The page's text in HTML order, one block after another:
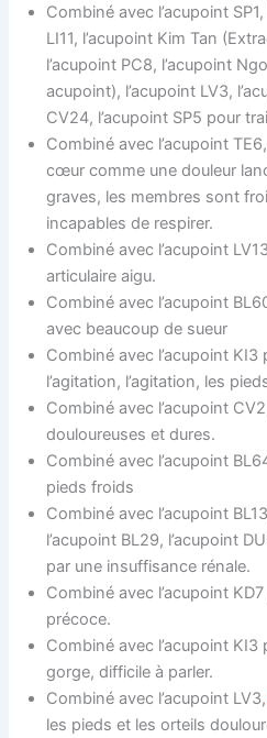
Combiné avec l’acupoint
LI11, l’acupoint Kim Tan
l’acupoint PC8, l’acupoint
acupoint), l’acupoint LV3,
CV24, l’acupoint SP5 pour
Combiné avec l’acupoint
cœur comme une douleur
graves, les membres sont
incapables de respirer.
Combiné avec l’acupoint
articulaire aigu.
Combiné avec l’acupoint
avec beaucoup de sueur
Combiné avec l’acupoint KI3
l’agitation, l’agitation, les
Combiné avec l’acupoint
douloureuses et dures.
Combiné avec l’acupoint
pieds froids
Combiné avec l’acupoint
l’acupoint BL29, l’acupoint
par une insuffisance rénale.
Combiné avec l’acupoint
précoce.
Combiné avec l’acupoint
gorge, difficile à parler.
Combiné avec l’acupoint
les pieds et les orteils